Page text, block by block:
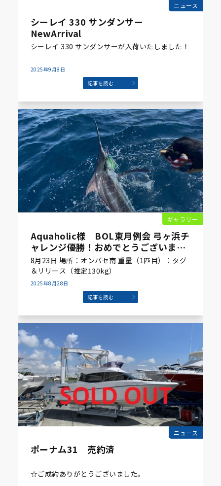
ニュース
シーレイ 330 サンダンサー
NewArrival
シーレイ 330 サンダンサーが入荷いたしました！
2025年9月8日
記事を読む
ギャラリー
Aquaholic様 BOL東月例会 弓ヶ浜チ
ャレンジ優勝！おめでとうございま
す！
8月23日 場所：オンバセ南 重量（1匹目）：タグ
＆リリース（推定130kg）
2025年8月28日
記事を読む
ニュース
ポーナム31 売約済
☆ご成約ありがとうございました。